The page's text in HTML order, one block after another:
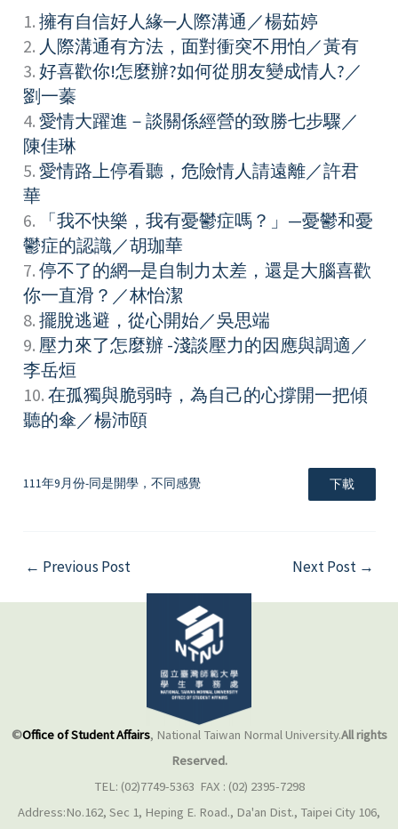
1. 擁有自信好人緣─人際溝通／楊茹婷
2. 人際溝通有方法，面對衝突不用怕／黃有
3. 好喜歡你!怎麼辦?如何從朋友變成情人?／
劉一蓁
4. 愛情大躍進－談關係經營的致勝七步驟／
陳佳琳
5. 愛情路上停看聽，危險情人請遠離／許君
華
6.
「我不快樂，我有憂鬱症嗎？」—憂鬱和憂
鬱症的認識／胡珈華
7. 停不了的網─是自制力太差，還是大腦喜歡
你一直滑？／林怡潔
8. 擺脫逃避，從心開始／吳思端
9. 壓力來了怎麼辦 -淺談壓力的因應與調適／
李岳烜
10. 在孤獨與脆弱時，為自己的心撐開一把傾
聽的傘／楊沛頤
111年9月份-同是開學，不同感覺 下載
← Previous Post Next Post →
©Office of Student Affairs, National Taiwan Normal University.All rights
Reserved.
TEL: (02)7749-5363 FAX : (02) 2395-7298
Address:No.162, Sec 1, Heping E. Road., Da'an Dist., Taipei City 106,